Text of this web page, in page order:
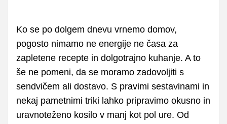
Ko se po dolgem dnevu vrnemo domov,
pogosto nimamo ne energije ne časa za
zapletene recepte in dolgotrajno kuhanje. A to
še ne pomeni, da se moramo zadovoljiti s
sendvičem ali dostavo. S pravimi sestavinami in
nekaj pametnimi triki lahko pripravimo okusno in
uravnoteženo kosilo v manj kot pol ure. Od